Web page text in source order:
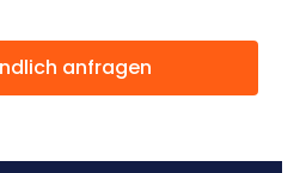
anfragen